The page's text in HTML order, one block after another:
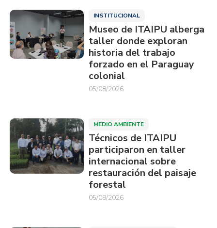
INSTITUCIONAL
Museo de ITAIPU alberga
taller donde exploran
historia del trabajo
forzado en el Paraguay
colonial
05/08/2026
MEDIO AMBIENTE
Técnicos de ITAIPU
participaron en taller
internacional sobre
restauración del paisaje
forestal
05/08/2026